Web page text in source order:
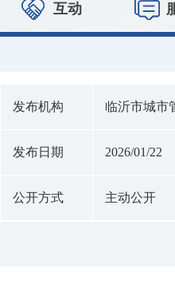
互动
发布机构 临沂市城市
发布日期 2026/01/22
公开方式 主动公开